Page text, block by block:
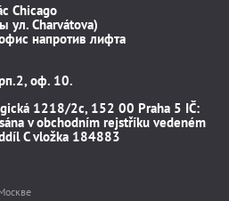
Chicago
ул. Charvátova)
напротив лифта
оф. 10.
1218/2c, 152 00 Praha 5 IČ:
v obchodním rejstříku vedeném
C vložka 184883